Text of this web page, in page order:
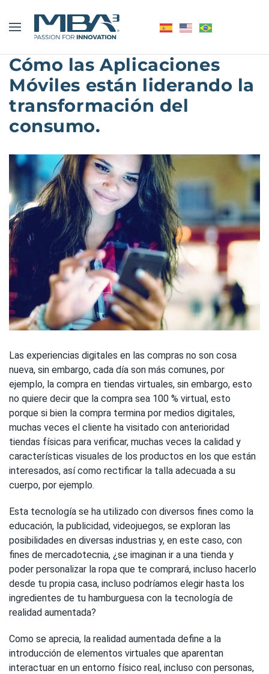
Cómo las Aplicaciones
Móviles están liderando la
transformación del
consumo.
Las experiencias digitales en las compras no son cosa
nueva, sin embargo, cada día son más comunes, por
ejemplo, la compra en tiendas virtuales, sin embargo, esto
no quiere decir que la compra sea 100 % virtual, esto
porque si bien la compra termina por medios digitales,
muchas veces el cliente ha visitado con anterioridad
tiendas físicas para verificar, muchas veces la calidad y
características visuales de los productos en los que están
interesados, así como rectificar la talla adecuada a su
cuerpo, por ejemplo.
Esta tecnología se ha utilizado con diversos fines como la
educación, la publicidad, videojuegos, se exploran las
posibilidades en diversas industrias y, en este caso, con
fines de mercadotecnia, ¿se imaginan ir a una tienda y
poder personalizar la ropa que te comprará, incluso hacerlo
desde tu propia casa, incluso podríamos elegir hasta los
ingredientes de tu hamburguesa con la tecnología de
realidad aumentada?
Como se aprecia, la realidad aumentada define a la
introducción de elementos virtuales que aparentan
interactuar en un entorno físico real, incluso con personas,